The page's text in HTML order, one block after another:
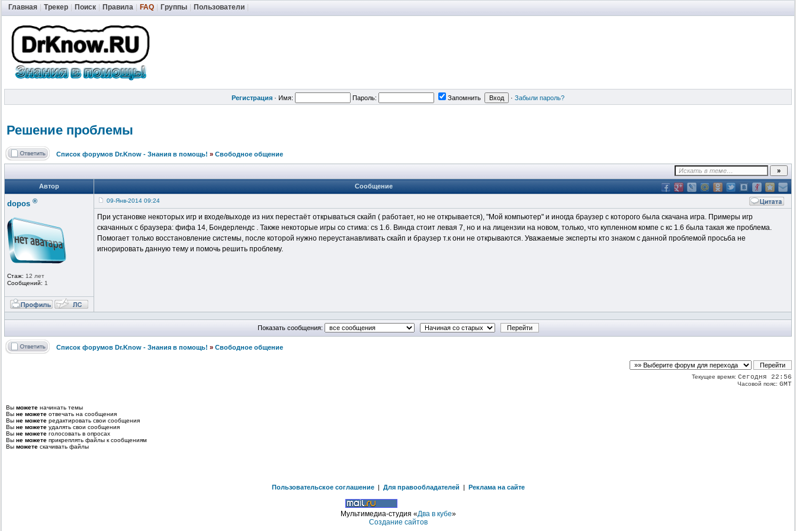
Главная Трекер Поиск Правила FAQ Группы Пользователи
Регистрация · Имя: Пароль: Запомнить · Забыли пароль?
Решение проблемы
Список форумов Dr.Know - Знания в помощь! » Свободное общение
Автор Сообщение
dopos ®
Стаж: 12 лет
Сообщений: 1
09-Янв-2014 09:24
При установке некоторых игр и входе/выходе из них перестаёт открываться скайп ( работает, но не открывается), "Мой компьютер" и иногда браузер с которого была скачана игра. Примеры игр
скачанных с браузера: фифа 14, Бондерлендс . Также некоторые игры со стима: cs 1.6. Винда стоит левая 7, но и на лицензии на новом, только, что купленном компе с кс 1.6 была такая же проблема.
Помогает только восстановление системы, после которой нужно переустанавливать скайп и браузер т.к они не открываются. Уважаемые эксперты кто знаком с данной проблемой просьба не
игнорировать данную тему и помочь решить проблему.
Показать сообщения:
Список форумов Dr.Know - Знания в помощь! » Свободное общение
Текущее время: Сегодня 22:56
Часовой пояс: GMT
Вы можете начинать темы
Вы не можете отвечать на сообщения
Вы не можете редактировать свои сообщения
Вы не можете удалять свои сообщения
Вы не можете голосовать в опросах
Вы не можете прикреплять файлы к сообщениям
Вы можете скачивать файлы
Пользовательское соглашение | Для правообладателей | Реклама на сайте
Мультимедиа-студия «Два в кубе»
Создание сайтов